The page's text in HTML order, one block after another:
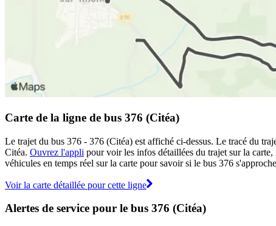
Carte de la ligne de bus 376 (Citéa)
Le trajet du bus 376 - 376 (Citéa) est affiché ci-dessus. Le tracé du
Citéa. Ouvrez l'appli pour voir les infos détaillées du trajet sur la carte,
véhicules en temps réel sur la carte pour savoir si le bus 376
Voir la carte détaillée pour cette ligne
Alertes de service pour le bus 376 (Citéa)